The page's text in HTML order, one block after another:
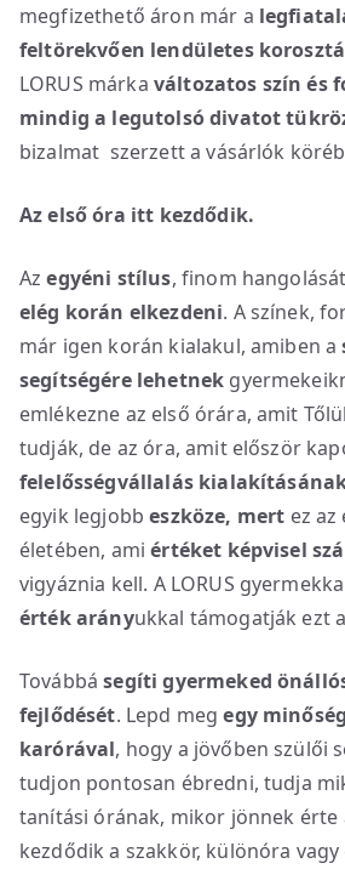
megfizethető áron már a
feltörekvően lendületes
LORUS márka változatos szín és
mindig a legutolsó divatot
bizalmat szerzett a vásárlók
Az első óra itt kezdődik.
Azegyéni stílus, finom
elég korán elkezdeni. A színek,
már igen korán kialakul, amiben a
segítségére lehetnek
emlékezne az első órára, amit
tudják, de az óra, amit először
felelősségvállalás
egyik legjobbeszköze, mert ez
életében, amiértéket képvisel
vigyáznia kell. A LORUS
érték arányukkal támogatják ezt
Továbbásegíti gyermeked
fejlődését. Lepd megegy
karórával, hogy a jövőben szülői
tudjon pontosan ébredni, tudja
tanítási órának, mikor jönnek érte
kezdődik a szakkör, különóra vagy